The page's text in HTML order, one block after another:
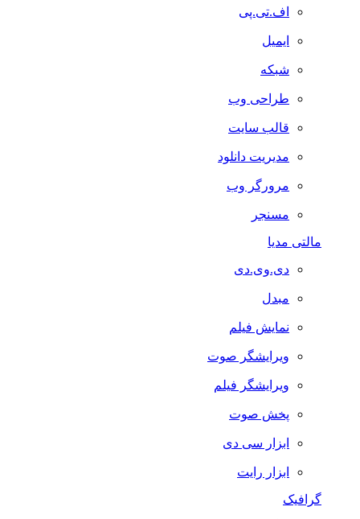
اف.تی.پی
ایمیل
شبکه
طراحی وب
قالب سایت
مدیریت دانلود
مرورگر وب
مسنجر
مالتی مدیا
دی.وی.دی
مبدل
نمایش فیلم
ویرایشگر صوت
ویرایشگر فیلم
پخش صوت
ابزار سی دی
ابزار رایت
گرافیک